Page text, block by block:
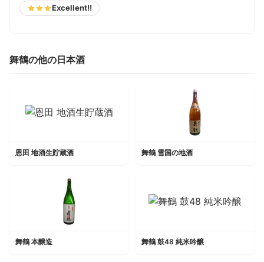
Excellent!!
舞鶴の他の日本酒
恩田 地酒生貯蔵酒 舞鶴 雪国の地酒
舞鶴 本醸造 舞鶴 鼓48 純米吟醸